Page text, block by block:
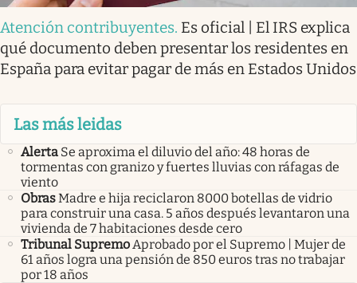
Atención contribuyentes. Es oficial | El IRS explica
qué documento deben presentar los residentes en
España para evitar pagar de más en Estados Unidos
Las más leidas
Alerta Se aproxima el diluvio del año: 48 horas de
tormentas con granizo y fuertes lluvias con ráfagas de
viento
ObrasMadre e hija reciclaron 8000 botellas de vidrio
para construir una casa. 5 años después levantaron una
vivienda de 7 habitaciones desde cero
Tribunal SupremoAprobado por el Supremo | Mujer de
61 años logra una pensión de 850 euros tras no trabajar
por 18 años